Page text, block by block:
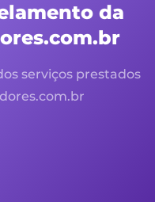
da
serviços prestados